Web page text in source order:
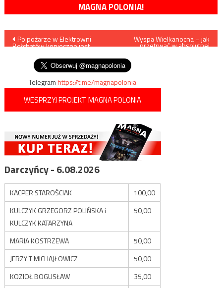
MAGNA POLONIA!
Nawigacja
wpisu
Po pożarze w Elektrowni
Bełchatów konieczne jest
Wyspa Wielkanocna – jak
przetrwać w absolutnej
Telegramhttps://t.me/magnapolonia
WESPRZYJ PROJEKT MAGNA POLONIA
Darczyńcy - 6.08.2026
KACPER STAROŚCIAK
100,00
KULCZYK GRZEGORZ POLIŃSKA i
KULCZYK KATARZYNA
50,00
MARIA KOSTRZEWA
50,00
JERZY T MICHAJŁOWICZ
50,00
KOZIOŁ BOGUSŁAW
35,00